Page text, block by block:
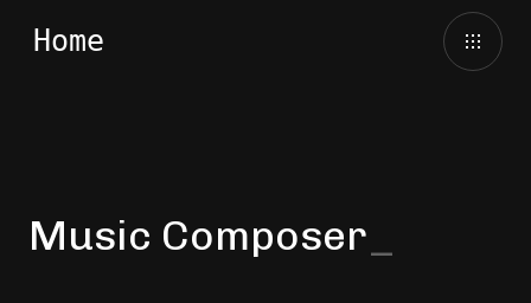
Music Composer